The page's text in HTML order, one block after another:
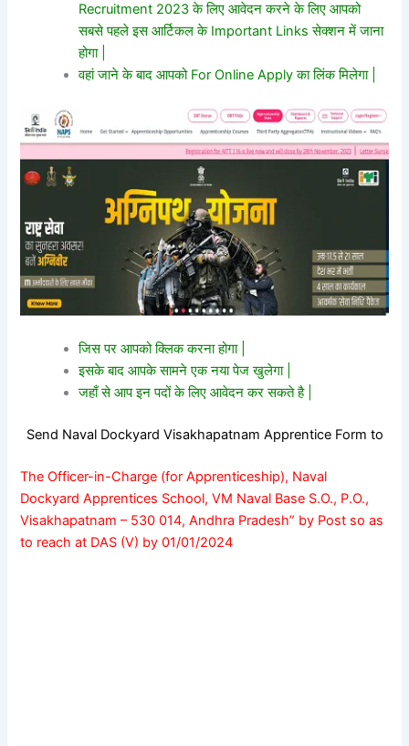
Recruitment 2023 के लिए आवेदन करने के लिए आपको
सबसे पहले इस आर्टिकल के Important Links सेक्शन में जाना
होगा |
वहां जाने के बाद आपको For Online Apply का लिंक मिलेगा |
जिस पर आपको क्लिक करना होगा |
इसके बाद आपके सामने एक नया पेज खुलेगा |
जहाँ से आप इन पदों के लिए आवेदन कर सकते है |
Send Naval Dockyard Visakhapatnam Apprentice Form to
The Officer-in-Charge (for Apprenticeship), Naval
Dockyard Apprentices School, VM Naval Base S.O., P.O.,
Visakhapatnam – 530 014, Andhra Pradesh” by Post so as
to reach at DAS (V) by 01/01/2024